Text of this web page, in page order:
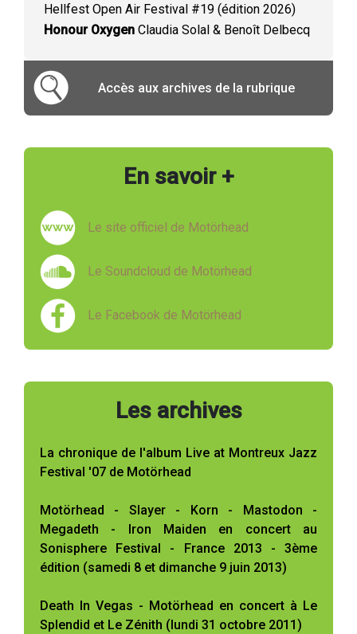
Hellfest Open Air Festival #19 (édition 2026)
Honour Oxygen Claudia Solal & Benoît Delbecq
Accès aux archives de la rubrique
En savoir +
Le site officiel de Motörhead
Le Soundcloud de Motörhead
Le Facebook de Motörhead
Les archives
La chronique de l'album Live at Montreux Jazz
Festival '07 de Motörhead
Motörhead - Slayer - Korn - Mastodon -
Megadeth - Iron Maiden en concert au
Sonisphere Festival - France 2013 - 3ème
édition (samedi 8 et dimanche 9 juin 2013)
Death In Vegas - Motörhead en concert à Le
Splendid et Le Zénith (lundi 31 octobre 2011)